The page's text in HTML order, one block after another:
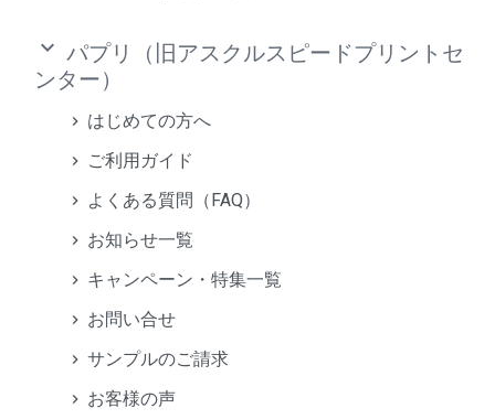
keyboard_arrow_down パプリ（旧アスクルスピードプリントセ
ンター）
はじめての方へ
ご利用ガイド
よくある質問（FAQ）
お知らせ一覧
キャンペーン・特集一覧
お問い合せ
サンプルのご請求
お客様の声